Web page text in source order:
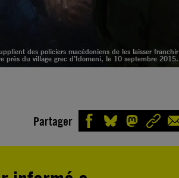
des policiers macédoniens de les laisser franchir
près du village grec d’Idomeni, le 10 septembre 2015.
Partager